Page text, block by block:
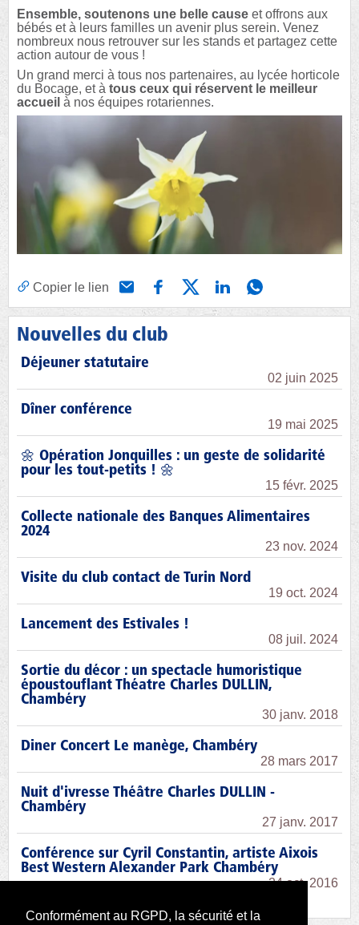
Conformément au RGPD, la sécurité et la
Ensemble, soutenons une belle cause et offrons aux
bébés et à leurs familles un avenir plus serein. Venez
nombreux nous retrouver sur les stands et partagez cette
action autour de vous !
Un grand merci à tous nos partenaires, au lycée horticole
du Bocage, et à tous ceux qui réservent le meilleur
accueil à nos équipes rotariennes.
Copier le lien
Nouvelles du club
Déjeuner statutaire
02 juin 2025
Dîner conférence
19 mai 2025
🌼 Opération Jonquilles : un geste de solidarité
pour les tout-petits ! 🌼
15 févr. 2025
Collecte nationale des Banques Alimentaires
2024
23 nov. 2024
Visite du club contact de Turin Nord
19 oct. 2024
Lancement des Estivales !
08 juil. 2024
Sortie du décor : un spectacle humoristique
époustouflant Théatre Charles DULLIN,
Chambéry
30 janv. 2018
Diner Concert Le manège, Chambéry
28 mars 2017
Nuit d'ivresse Théâtre Charles DULLIN -
Chambéry
27 janv. 2017
Conférence sur Cyril Constantin, artiste Aixois
Best Western Alexander Park Chambéry
24 oct. 2016